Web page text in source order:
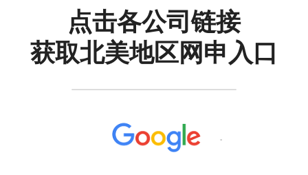
点击各公司链接
获取北美地区网申入口